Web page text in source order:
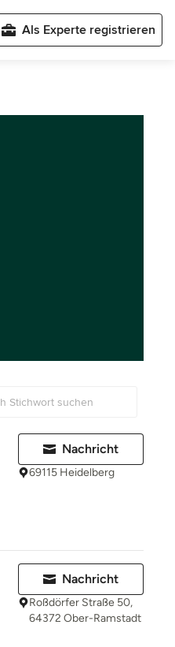
Als Experte registrieren
Nachricht
69115 Heidelberg
Nachricht
Roßdörfer Straße 50,
64372 Ober-Ramstadt